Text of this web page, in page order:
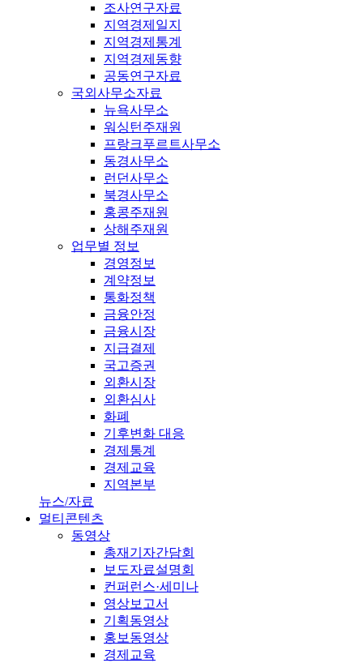
조사연구자료
지역경제일지
지역경제통계
지역경제동향
공동연구자료
국외사무소자료
뉴욕사무소
워싱턴주재원
프랑크푸르트사무소
동경사무소
런던사무소
북경사무소
홍콩주재원
상해주재원
업무별 정보
경영정보
계약정보
통화정책
금융안정
금융시장
지급결제
국고증권
외환시장
외환심사
화폐
기후변화 대응
경제통계
경제교육
지역본부
뉴스/자료
멀티콘텐츠
동영상
총재기자간담회
보도자료설명회
컨퍼런스·세미나
영상보고서
기획동영상
홍보동영상
경제교육